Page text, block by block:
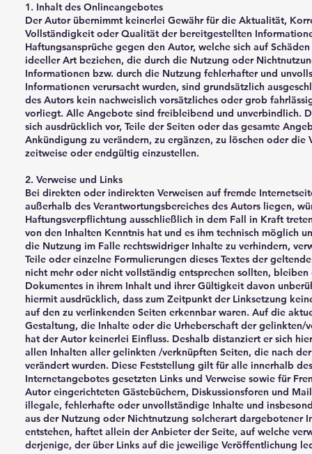
1. Inhalt des Onlineangebotes
Der Autor übernimmt keinerlei Gewähr für die Aktualität,
Vollständigkeit oder Qualität der bereitgestellten
Haftungsansprüche gegen den Autor, welche sich auf
ideeller Art beziehen, die durch die Nutzung oder
Informationen bzw. durch die Nutzung fehlerhafter und
Informationen verursacht wurden, sind grundsätzlich
des Autors kein nachweislich vorsätzliches oder grob
vorliegt. Alle Angebote sind freibleibend und unverbindlich.
sich ausdrücklich vor, Teile der Seiten oder das gesamte
Ankündigung zu verändern, zu ergänzen, zu löschen oder die
zeitweise oder endgültig einzustellen.
2. Verweise und Links
Bei direkten oder indirekten Verweisen auf fremde
außerhalb des Verantwortungsbereiches des Autors liegen,
Haftungsverpflichtung ausschließlich in dem Fall in Kraft
von den Inhalten Kenntnis hat und es ihm technisch möglich
die Nutzung im Falle rechtswidriger Inhalte zu verhindern,
Teile oder einzelne Formulierungen dieses Textes der
nicht mehr oder nicht vollständig entsprechen sollten, bleiben
Dokumentes in ihrem Inhalt und ihrer Gültigkeit davon
hiermit ausdrücklich, dass zum Zeitpunkt der Linksetzung
auf den zu verlinkenden Seiten erkennbar waren. Auf die
Gestaltung, die Inhalte oder die Urheberschaft der gelinkten/
hat der Autor keinerlei Einfluss. Deshalb distanziert er sich
allen Inhalten aller gelinkten /verknüpften Seiten, die nach
verändert wurden. Diese Feststellung gilt für alle innerhalb
Internetangebotes gesetzten Links und Verweise sowie für
Autor eingerichteten Gästebüchern, Diskussionsforen und
illegale, fehlerhafte oder unvollständige Inhalte und
aus der Nutzung oder Nichtnutzung solcherart dargebotener
entstehen, haftet allein der Anbieter der Seite, auf welche
derjenige, der über Links auf die jeweilige Veröffentlichung